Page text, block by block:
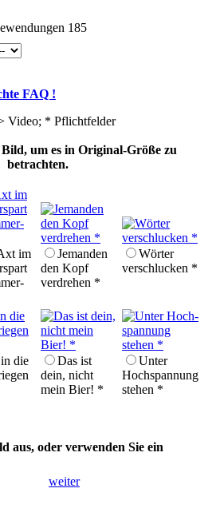
185
FAQ !
Video; * Pflichtfelder
um es in Original-Größe zu
betrachten.
im
Jemanden
den Kopf
verdrehen *
Wörter
verschlucken *
die
Das ist
dein, nicht
mein Bier! *
Unter
Hoch­spannung
stehen *
aus, oder verwenden Sie ein
weiter